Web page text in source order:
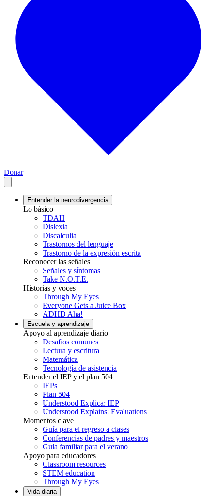
Donar
Entender la neurodivergencia
Lo básico
TDAH
Dislexia
Discalculia
Trastornos del lenguaje
Trastorno de la expresión escrita
Reconocer las señales
Señales y síntomas
Take N.O.T.E.
Historias y voces
Through My Eyes
Everyone Gets a Juice Box
ADHD Aha!
Escuela y aprendizaje
Apoyo al aprendizaje diario
Desafíos comunes
Lectura y escritura
Matemática
Tecnología de asistencia
Entender el IEP y el plan 504
IEPs
Plan 504
Understood Explica: IEP
Understood Explains: Evaluations
Momentos clave
Guía para el regreso a clases
Conferencias de padres y maestros
Guía familiar para el verano
Apoyo para educadores
Classroom resources
STEM education
Through My Eyes
Vida diaria